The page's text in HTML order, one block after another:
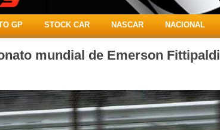
GP STOCK CAR NASCAR NACIONAL
mundial de Emerson Fittipaldi